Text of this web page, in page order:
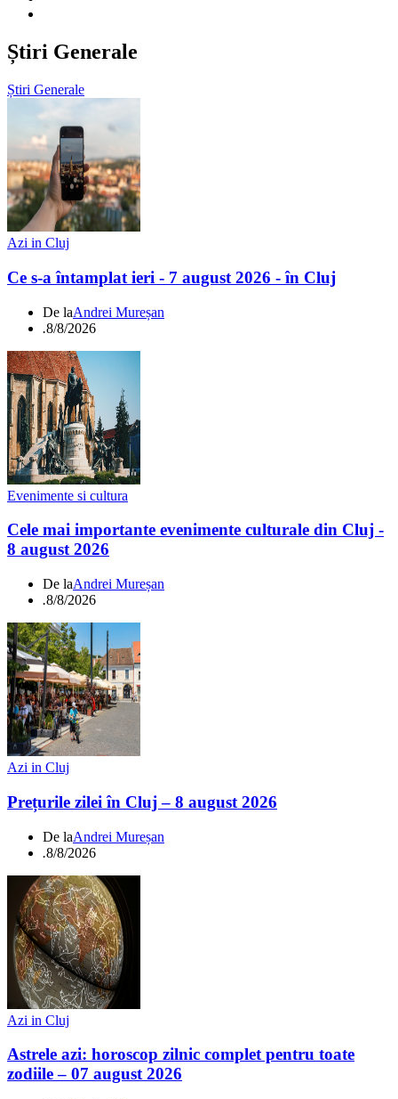
Știri Generale
Știri Generale
Azi in Cluj
Ce s-a întamplat ieri - 7 august 2026 - în Cluj
De laAndrei Mureșan
.8/8/2026
Evenimente si cultura
Cele mai importante evenimente culturale din Cluj -
8 august 2026
De laAndrei Mureșan
.8/8/2026
Azi in Cluj
Prețurile zilei în Cluj – 8 august 2026
De laAndrei Mureșan
.8/8/2026
Azi in Cluj
Astrele azi: horoscop zilnic complet pentru toate
zodiile – 07 august 2026